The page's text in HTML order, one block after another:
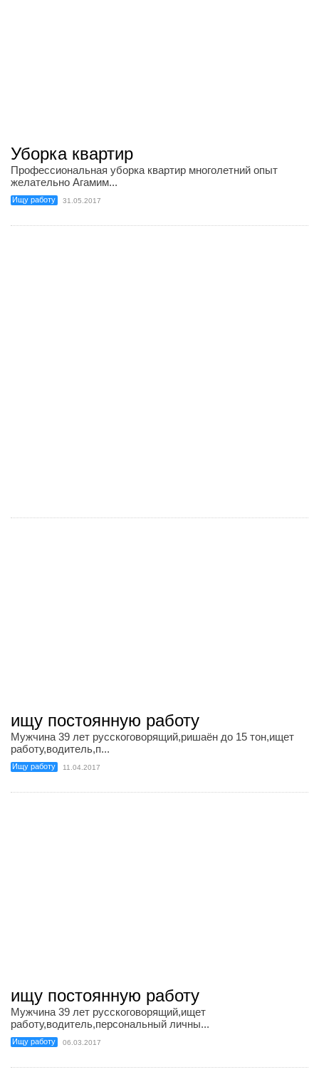
Уборка квартир
Профессиональная уборка квартир многолетний опыт
желательно Агамим...
Ищу работу 31.05.2017
ищу постоянную работу
Мужчина 39 лет русскоговорящий,ришаён до 15 тон,ищет
работу,водитель,п...
Ищу работу 11.04.2017
ищу постоянную работу
Мужчина 39 лет русскоговорящий,ищет
работу,водитель,персональный личны...
Ищу работу 06.03.2017